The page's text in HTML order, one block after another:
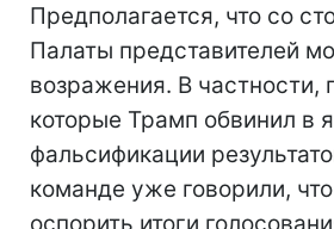
Предполагается, что со
Палаты представителей
возражения. В частности,
которые Трамп обвинил в
фальсификации
команде уже говорили, что
оспорить итоги